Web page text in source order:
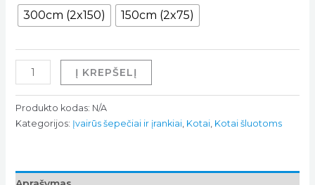
300cm (2x150) 150cm (2x75)
Į KREPŠELĮ
Produkto kodas: N/A
Kategorijos: Įvairūs šepečiai ir įrankiai, Kotai, Kotai šluotoms